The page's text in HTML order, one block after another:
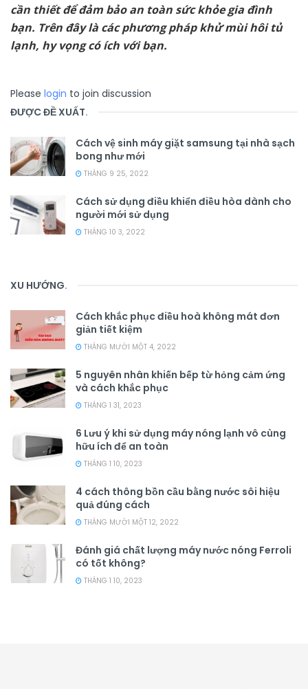
cần thiết để đảm bảo an toàn sức khỏe gia đình
bạn. Trên đây là các phương pháp khử mùi hôi tủ
lạnh, hy vọng có ích với bạn.
Please login to join discussion
ĐƯỢC ĐỀ XUẤT.
Cách vệ sinh máy giặt samsung tại nhà sạch
bong như mới
THÁNG 9 25, 2022
Cách sử dụng điều khiển điều hòa dành cho
người mới sử dụng
THÁNG 10 3, 2022
XU HƯỚNG.
Cách khắc phục điều hoà không mát đơn
giản tiết kiệm
THÁNG MƯỜI MỘT 4, 2022
5 nguyên nhân khiến bếp từ hỏng cảm ứng
và cách khắc phục
THÁNG 1 31, 2023
6 Lưu ý khi sử dụng máy nóng lạnh vô cùng
hữu ích để an toàn
THÁNG 1 10, 2023
4 cách thông bồn cầu bằng nước sôi hiệu
quả đúng cách
THÁNG MƯỜI MỘT 12, 2022
Đánh giá chất lượng máy nước nóng Ferroli
có tốt không?
THÁNG 1 10, 2023